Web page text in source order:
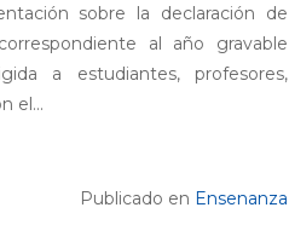
sobre la declaración de
al año gravable
a estudiantes, profesores,
el...
Publicado en Ensenanza